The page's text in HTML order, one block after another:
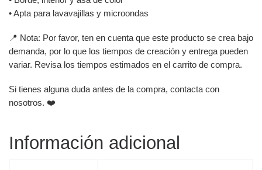
• Apta para lavavajillas y microondas
📍 Nota: Por favor, ten en cuenta que este producto se crea bajo
demanda, por lo que los tiempos de creación y entrega pueden
variar. Revisa los tiempos estimados en el carrito de compra.
Si tienes alguna duda antes de la compra, contacta con
nosotros. ❤️
Información adicional